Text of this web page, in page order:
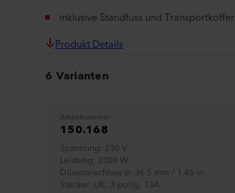
inklusive Standfuss und Transportkoffer
Produkt Details
6 Varianten
Artikelnummer
150.168
Spannung 230 V
Leistung 2300 W
Düsenanschluss ø 36.5 mm / 1.45 in
Stecker UK, 3-polig, 13A